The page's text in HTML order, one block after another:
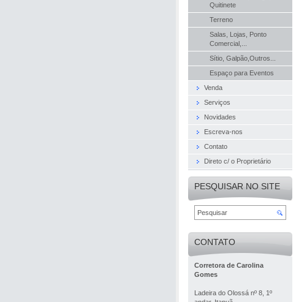
Quitinete
Terreno
Salas, Lojas, Ponto
Comercial,...
Sítio, Galpão,Outros...
Espaço para Eventos
Venda
Serviços
Novidades
Escreva-nos
Contato
Direto c/ o Proprietário
PESQUISAR NO SITE
CONTATO
Corretora de Carolina
Gomes
Ladeira do Olossá nº 8, 1º